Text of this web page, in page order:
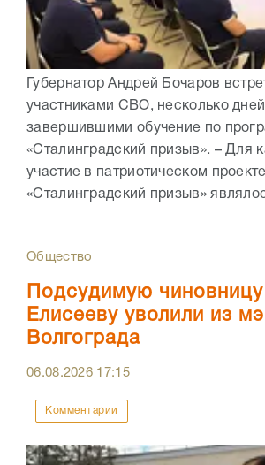
Губернатор Андрей Бочаров
участниками СВО, несколько
завершившими обучение по
«Сталинградский призыв». – Для
участие в патриотическом проекте
«Сталинградский призыв»
Общество
Подсудимую
Елисееву уволили из
Волгограда
06.08.2026 17:15
Комментарии